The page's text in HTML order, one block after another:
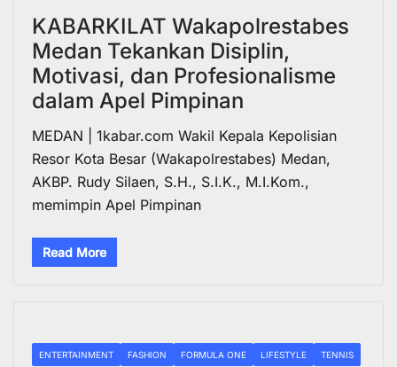
KABARKILAT Wakapolrestabes
Medan Tekankan Disiplin,
Motivasi, dan Profesionalisme
dalam Apel Pimpinan
MEDAN | 1kabar.com Wakil Kepala Kepolisian
Resor Kota Besar (Wakapolrestabes) Medan,
AKBP. Rudy Silaen, S.H., S.I.K., M.I.Kom.,
memimpin Apel Pimpinan
Read More
ENTERTAINMENT FASHION FORMULA ONE LIFESTYLE TENNIS